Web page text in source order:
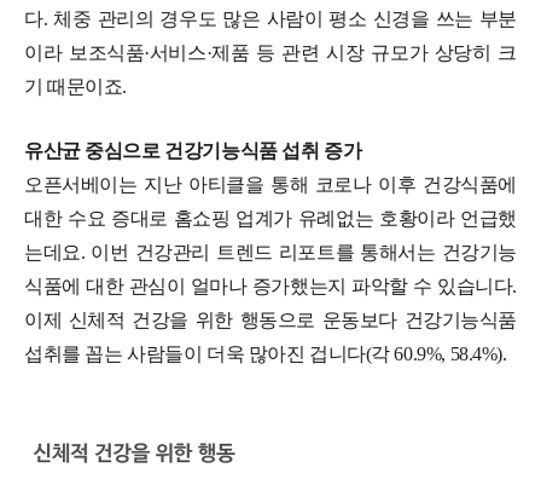
다. 체중 관리의 경우도 많은 사람이 평소 신경을 쓰는 부분
이라 보조식품·서비스·제품 등 관련 시장 규모가 상당히 크
기 때문이죠.
유산균 중심으로 건강기능식품 섭취 증가
오픈서베이는 지난 아티클을 통해 코로나 이후 건강식품에
대한 수요 증대로 홈쇼핑 업계가 유례없는 호황이라 언급했
는데요. 이번 건강관리 트렌드 리포트를 통해서는 건강기능
식품에 대한 관심이 얼마나 증가했는지 파악할 수 있습니다.
이제 신체적 건강을 위한 행동으로 운동보다 건강기능식품
섭취를 꼽는 사람들이 더욱 많아진 겁니다(각 60.9%, 58.4%).